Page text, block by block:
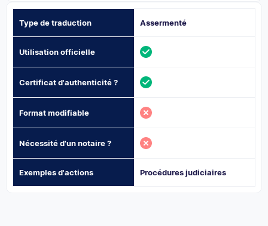
Type de traduction Assermenté
Utilisation officielle
Certificat d'authenticité ?
Format modifiable
Nécessité d'un notaire ?
Exemples d'actions Procédures judiciaires